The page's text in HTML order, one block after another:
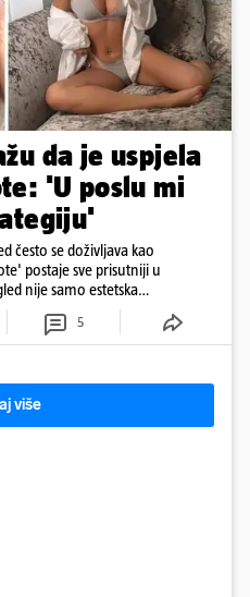
da je uspjela
'U poslu mi
često se doživljava kao
postaje sve prisutniji u
nije samo estetska
5
više